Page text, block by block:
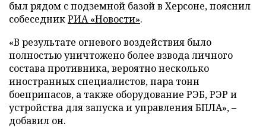
был рядом с подземной базой в Херсоне, пояснил
собеседникРИА «Новости».
«В результате огневого воздействия было
полностью уничтожено более взвода личного
состава противника, вероятно несколько
иностранных специалистов, пара тонн
боеприпасов, а также оборудование РЭБ, РЭР и
устройства для запуска и управления БПЛА», –
добавил он.